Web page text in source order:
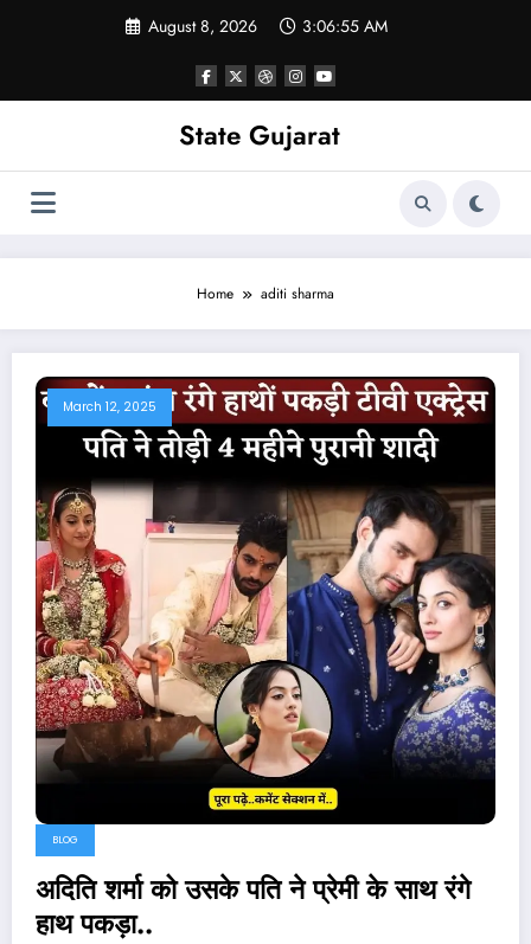
August 8, 2026 3:06:56 AM
State Gujarat
Home aditi sharma
March 12, 2025
BLOG
अदिति शर्मा को उसके पति ने प्रेमी के साथ रंगे
हाथ पकड़ा..